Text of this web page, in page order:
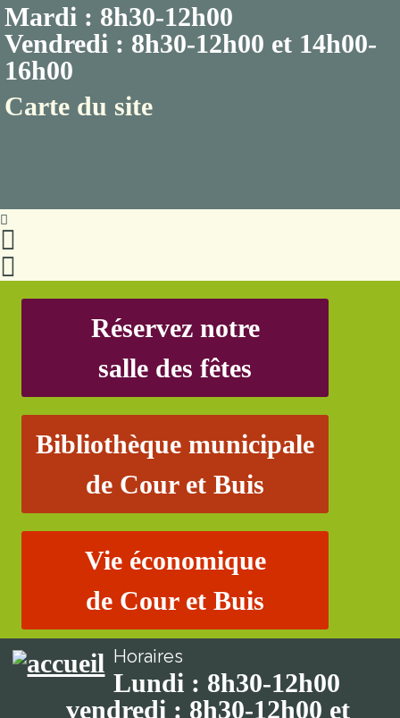
Mardi : 8h30-12h00
Vendredi : 8h30-12h00 et 14h00-
16h00
Carte du site
Réservez notre
salle des fêtes
Bibliothèque municipale
de Cour et Buis
Vie économique
de Cour et Buis
Horaires
Lundi : 8h30-12h00
vendredi : 8h30-12h00 et